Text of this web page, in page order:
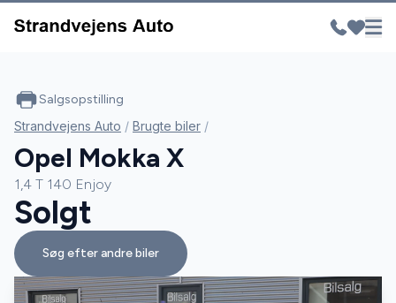
Salgsopstilling
Strandvejens Auto / Brugte biler /
Opel Mokka X
1,4 T 140 Enjoy
Solgt
Søg efter andre biler